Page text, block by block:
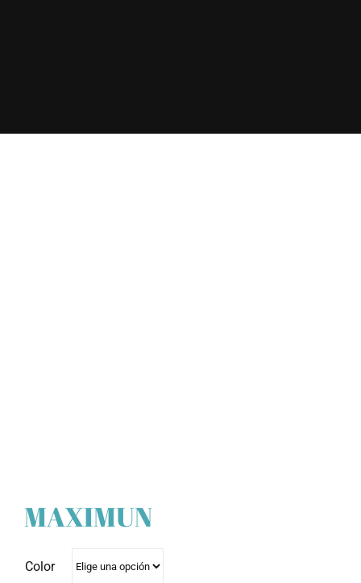
MAXIMUN
Color